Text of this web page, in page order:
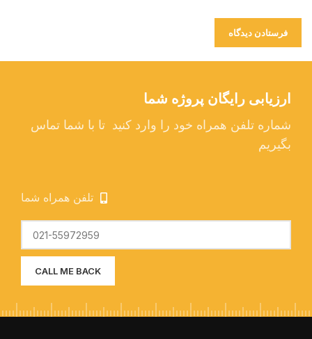
ارزیابی رایگان پروژه شما
شماره تلفن همراه خود را وارد کنید تا با شما تماس
بگیریم
تلفن همراه شما